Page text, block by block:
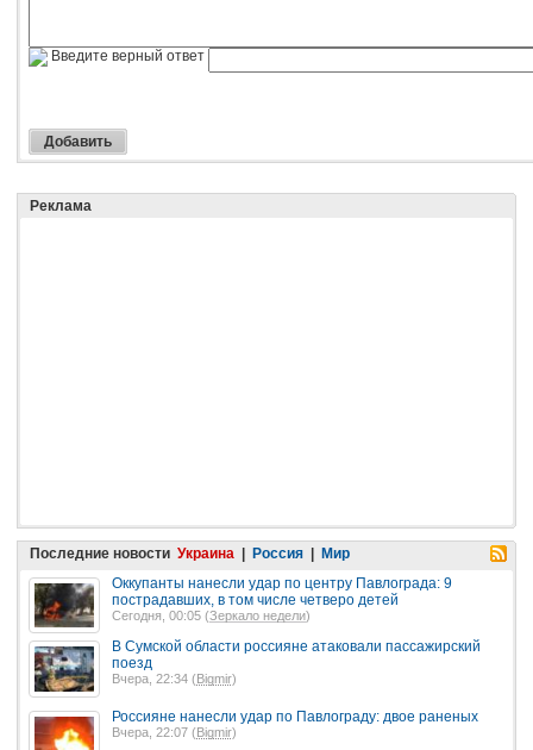
Введите верный ответ
Реклама
Последние новости Украина | Россия | Мир
Оккупанты нанесли удар по центру Павлограда: 9
пострадавших, в том числе четверо детей
Сегодня, 00:05 (Зеркало недели)
В Сумской области россияне атаковали пассажирский
поезд
Вчера, 22:34 (Bigmir)
Россияне нанесли удар по Павлограду: двое раненых
Вчера, 22:07 (Bigmir)